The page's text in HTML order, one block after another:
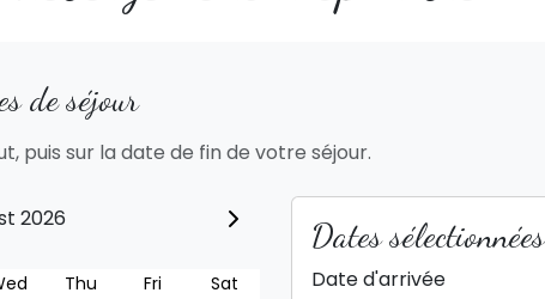
de séjour
puis sur la date de fin de votre séjour.
2026
Thu Fri Sat
Dates sélectionnées
Date d'arrivée